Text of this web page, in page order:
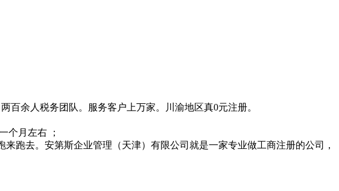
百余人税务团队。服务客户上万家。川渝地区真0元注册。
个月左右 ；
跑去。安第斯企业管理（天津）有限公司就是一家专业做工商注册的公司，